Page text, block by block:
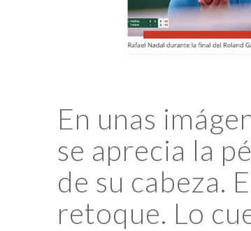
En unas
se aprecia la
de su cabeza.
retoque. Lo